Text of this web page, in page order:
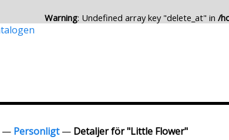
Warning: Undefined array key "delete_at" in /
— Personligt— Detaljer för "Little Flower"